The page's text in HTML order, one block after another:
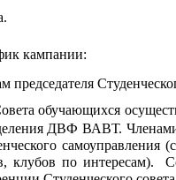
кампании:
обучающихся
ДВФ ВАВТ.
самоуправления
клубов по интересам).